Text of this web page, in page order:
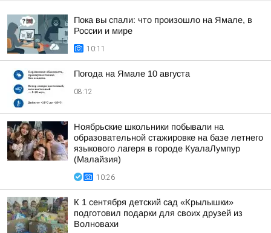
Пока вы спали: что произошло на Ямале, в
России и мире
10:11
Погода на Ямале 10 августа
08:12
Ноябрьские школьники побывали на
образовательной стажировке на базе летнего
языкового лагеря в городе КуалаЛумпур
(Малайзия)
10:26
К 1 сентября детский сад «Крылышки»
подготовил подарки для своих друзей из
Волновахи